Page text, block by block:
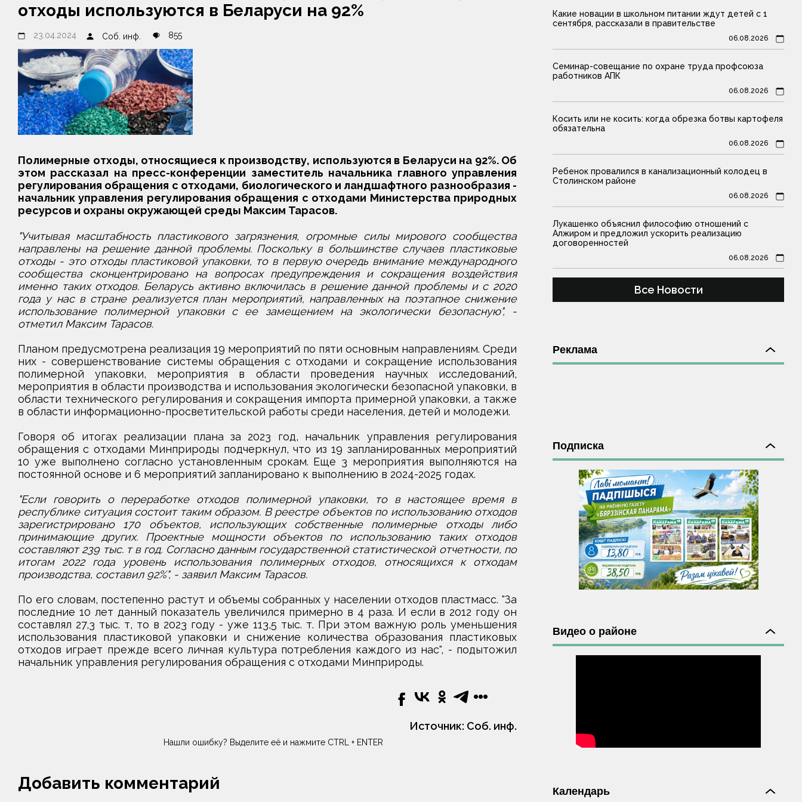
отходы используются в Беларуси на 92%
23.04.2024 Соб. инф. 855
Полимерные отходы, относящиеся к производству, используются в Беларуси на 92%. Об
этом рассказал на пресс-конференции заместитель начальника главного управления
регулирования обращения с отходами, биологического и ландшафтного разнообразия -
начальник управления регулирования обращения с отходами Министерства природных
ресурсов и охраны окружающей среды Максим Тарасов.
"Учитывая масштабность пластикового загрязнения, огромные силы мирового сообщества
направлены на решение данной проблемы. Поскольку в большинстве случаев пластиковые
отходы - это отходы пластиковой упаковки, то в первую очередь внимание международного
сообщества сконцентрировано на вопросах предупреждения и сокращения воздействия
именно таких отходов. Беларусь активно включилась в решение данной проблемы и с 2020
года у нас в стране реализуется план мероприятий, направленных на поэтапное снижение
использование полимерной упаковки с ее замещением на экологически безопасную", -
отметил Максим Тарасов.
Планом предусмотрена реализация 19 мероприятий по пяти основным направлениям. Среди
них - совершенствование системы обращения с отходами и сокращение использования
полимерной упаковки, мероприятия в области проведения научных исследований,
мероприятия в области производства и использования экологически безопасной упаковки, в
области технического регулирования и сокращения импорта примерной упаковки, а также
в области информационно-просветительской работы среди населения, детей и молодежи.
Говоря об итогах реализации плана за 2023 год, начальник управления регулирования
обращения с отходами Минприроды подчеркнул, что из 19 запланированных мероприятий
10 уже выполнено согласно установленным срокам. Еще 3 мероприятия выполняются на
постоянной основе и 6 мероприятий запланировано к выполнению в 2024-2025 годах.
"Если говорить о переработке отходов полимерной упаковки, то в настоящее время в
республике ситуация состоит таким образом. В реестре объектов по использованию отходов
зарегистрировано 170 объектов, использующих собственные полимерные отходы либо
принимающие других. Проектные мощности объектов по использованию таких отходов
составляют 239 тыс. т в год. Согласно данным государственной статистической отчетности, по
итогам 2022 года уровень использования полимерных отходов, относящихся к отходам
производства, составил 92%", - заявил Максим Тарасов.
По его словам, постепенно растут и объемы собранных у населении отходов пластмасс. "За
последние 10 лет данный показатель увеличился примерно в 4 раза. И если в 2012 году он
составлял 27,3 тыс. т, то в 2023 году - уже 113,5 тыс. т. При этом важную роль уменьшения
использования пластиковой упаковки и снижение количества образования пластиковых
отходов играет прежде всего личная культура потребления каждого из нас", - подытожил
начальник управления регулирования обращения с отходами Минприроды.
Источник: Соб. инф.
Нашли ошибку? Выделите её и нажмите CTRL + ENTER
Добавить комментарий
Какие новации в школьном питании ждут детей с 1
сентября, рассказали в правительстве
06.08.2026
Семинар-совещание по охране труда профсоюза
работников АПК
06.08.2026
Косить или не косить: когда обрезка ботвы картофеля
обязательна
06.08.2026
Ребенок провалился в канализационный колодец в
Столинском районе
06.08.2026
Лукашенко объяснил философию отношений с
Алжиром и предложил ускорить реализацию
договоренностей
06.08.2026
Все Новости
Реклама
Подписка
Видео о районе
Календарь